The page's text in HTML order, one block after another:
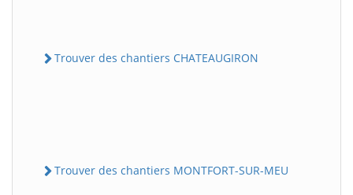
Trouver des chantiers CHATEAUGIRON
Trouver des chantiers MONTFORT-SUR-MEU